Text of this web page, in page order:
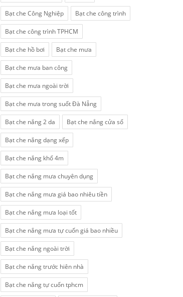
Bạt che Công Nghiệp Bạt che công trình
Bạt che công trình TPHCM
Bạt che hồ bơi Bạt che mưa
Bạt che mưa ban công
Bạt che mưa ngoài trời
Bạt che mưa trong suốt Đà Nẵng
Bạt che nắng 2 da Bạt che nắng cửa sổ
Bạt che nắng dạng xếp
Bạt che nắng khổ 4m
Bạt che nắng mưa chuyên dụng
Bạt che nắng mưa giá bao nhiêu tiền
Bạt che nắng mưa loại tốt
Bạt che nắng mưa tự cuốn giá bao nhiều
Bạt che nắng ngoài trời
Bạt che nắng trước hiên nhà
Bạt che nắng tự cuốn tphcm